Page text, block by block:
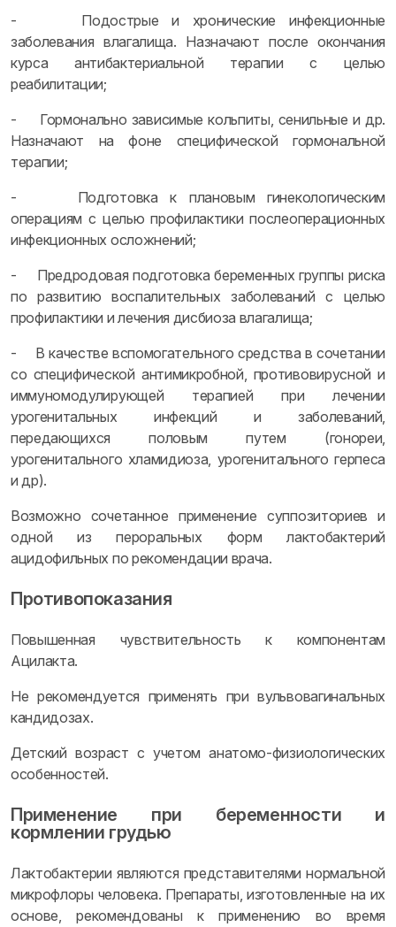
- Подострые и хронические инфекционные
заболевания влагалища. Назначают после окончания
курса антибактериальной терапии с целью
реабилитации;
- Гормонально зависимые кольпиты, сенильные и др.
Назначают на фоне специфической гормональной
терапии;
- Подготовка к плановым гинекологическим
операциям с целью профилактики послеоперационных
инфекционных осложнений;
- Предродовая подготовка беременных группы риска
по развитию воспалительных заболеваний с целью
профилактики и лечения дисбиоза влагалища;
- В качестве вспомогательного средства в сочетании
со специфической антимикробной, противовирусной и
иммуномодулирующей терапией при лечении
урогенитальных инфекций и заболеваний,
передающихся половым путем (гонореи,
урогенитального хламидиоза, урогенитального герпеса
и др).
Возможно сочетанное применение суппозиториев и
одной из пероральных форм лактобактерий
ацидофильных по рекомендации врача.
Противопоказания
Повышенная чувствительность к компонентам
Ацилакта.
Не рекомендуется применять при вульвовагинальных
кандидозах.
Детский возраст с учетом анатомо-физиологических
особенностей.
Применение при беременности и
кормлении грудью
Лактобактерии являются представителями нормальной
микрофлоры человека. Препараты, изготовленные на их
основе, рекомендованы к применению во время